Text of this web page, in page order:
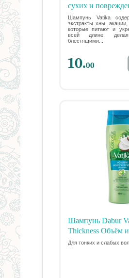
сухих и
200 мл
Шампунь Vatika
экстракты хны,
которые питают и
всей длине,
блестящими...
10.00
Шампунь Dabur
Thickness Объём
мл.
Для тонких и слабых